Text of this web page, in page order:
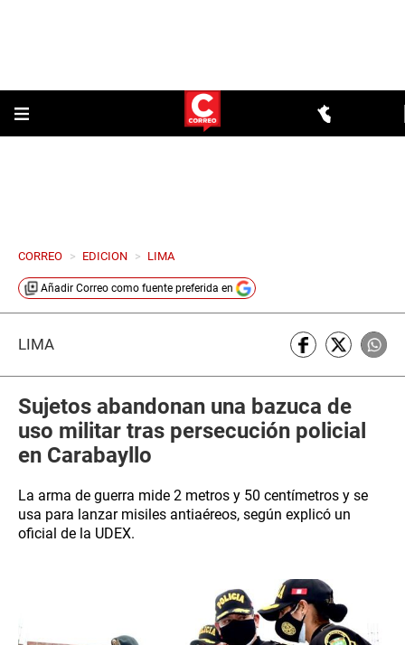
CORREO > EDICION > LIMA
Añadir Correo como fuente preferida en
LIMA
Sujetos abandonan una bazuca de
uso militar tras persecución policial
en Carabayllo
La arma de guerra mide 2 metros y 50 centímetros y se
usa para lanzar misiles antiaéreos, según explicó un
oficial de la UDEX.